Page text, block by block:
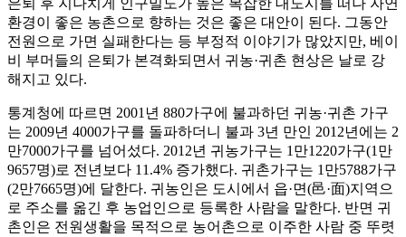
은퇴 후 지나치게 인구밀도가 높은 복잡한 대도시를 떠나 자연
환경이 좋은 농촌으로 향하는 것은 좋은 대안이 된다. 그동안
전원으로 가면 실패한다는 등 부정적 이야기가 많았지만, 베이
비 부머들의 은퇴가 본격화되면서 귀농·귀촌 현상은 날로 강
해지고 있다.
통계청에 따르면 2001년 880가구에 불과하던 귀농·귀촌 가구
는 2009년 4000가구를 돌파하더니 불과 3년 만인 2012년에는 2
만7000가구를 넘어섰다. 2012년 귀농가구는 1만1220가구(1만
9657명)로 전년보다 11.4% 증가했다. 귀촌가구는 1만5788가구
(2만7665명)에 달한다. 귀농인은 도시에서 읍·면(邑·面)지역으
로 주소를 옮긴 후 농업인으로 등록한 사람을 말한다. 반면 귀
촌인은 전원생활을 목적으로 농어촌으로 이주한 사람 중 뚜렷